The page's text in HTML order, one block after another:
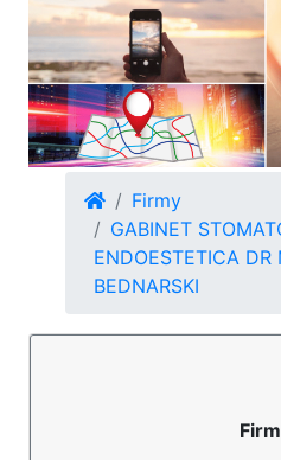
Firmy
GABINET
ENDOESTETICA DR
BEDNARSKI